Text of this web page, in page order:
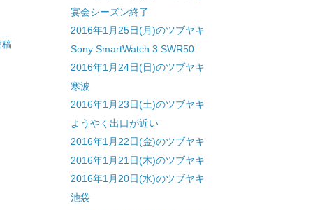
稿
宴会シーズン終了
2016年1月25日(月)のツブヤキ
Sony SmartWatch 3 SWR50
2016年1月24日(日)のツブヤキ
寒波
2016年1月23日(土)のツブヤキ
ようやく出口が近い
2016年1月22日(金)のツブヤキ
2016年1月21日(木)のツブヤキ
2016年1月20日(水)のツブヤキ
池袋